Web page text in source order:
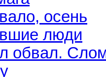
осень
люди
обвал.